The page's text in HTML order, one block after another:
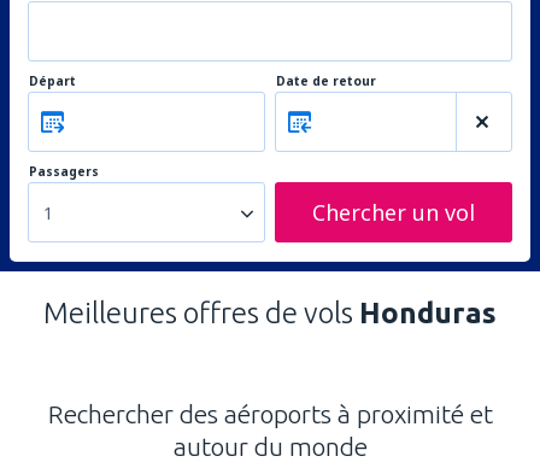
Départ Date de retour
Passagers
1 Chercher un vol
Meilleures offres de vols Honduras
Rechercher des aéroports à proximité et
autour du monde